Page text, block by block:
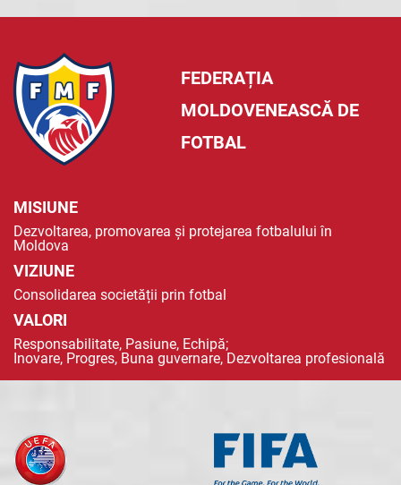
FEDERAȚIA
MOLDOVENEASCĂ DE
FOTBAL
MISIUNE
Dezvoltarea, promovarea și protejarea fotbalului în
Moldova
VIZIUNE
Consolidarea societății prin fotbal
VALORI
Responsabilitate, Pasiune, Echipă;
Inovare, Progres, Buna guvernare, Dezvoltarea profesională